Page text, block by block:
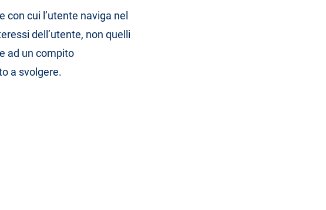
cui l’utente naviga nel
dell’utente, non quelli
ad un compito
a svolgere.